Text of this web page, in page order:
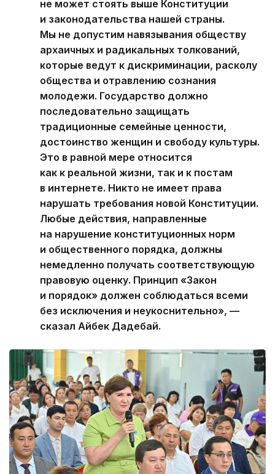
не может стоять выше Конституции
и законодательства нашей страны.
Мы не допустим навязывания обществу
архаичных и радикальных толкований,
которые ведут к дискриминации, расколу
общества и отравлению сознания
молодежи. Государство должно
последовательно защищать
традиционные семейные ценности,
достоинство женщин и свободу культуры.
Это в равной мере относится
как к реальной жизни, так и к постам
в интернете. Никто не имеет права
нарушать требования новой Конституции.
Любые действия, направленные
на нарушение конституционных норм
и общественного порядка, должны
немедленно получать соответствующую
правовую оценку. Принцип «Закон
и порядок» должен соблюдаться всеми
без исключения и неукоснительно», —
сказал Айбек Дадебай.